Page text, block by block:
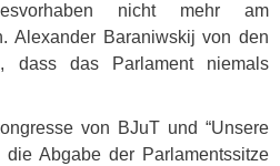
nicht mehr am
Alexander Baraniwskij von den
dass das Parlament niemals
von BJuT und “Unsere
Abgabe der Parlamentssitze